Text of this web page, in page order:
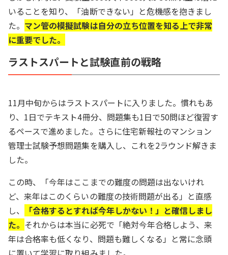
いることを知り、「油断できない」と危機感を抱きまし
た。 マン管の模擬試験は自分の立ち位置を知る上で非常
に重要でした。
ラストスパートと試験直前の戦略
11月中旬からはラストスパートに入りました。慣れもあ
り、1日でテキスト4冊分、問題集も1日で50問ほど復習す
るペースで進めました。さらに住宅新報社のマンション
管理士試験予想問題集を購入し、これを2ラウンド解きま
した。
この時、「今年はここまでの難度の問題は出ないけれ
ど、来年はこのくらいの難度の技術問題が出る」と直感
し、
「合格するとすれば今年しかない！」と確信しまし
た。 それからは本当に必死で「絶対今年合格しよう、来
年は合格率も低くなり、問題も難しくなる」と常に念頭